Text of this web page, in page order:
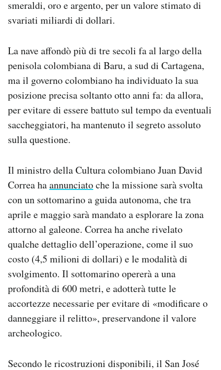
smeraldi, oro e argento, per un valore stimato di
svariati miliardi di dollari.
La nave affondò più di tre secoli fa al largo della
penisola colombiana di Baru, a sud di Cartagena,
ma il governo colombiano ha individuato la sua
posizione precisa soltanto otto anni fa: da allora,
per evitare di essere battuto sul tempo da eventuali
saccheggiatori, ha mantenuto il segreto assoluto
sulla questione.
Il ministro della Cultura colombiano Juan David
Correa haannunciatoche la missione sarà svolta
con un sottomarino a guida autonoma, che tra
aprile e maggio sarà mandato a esplorare la zona
attorno al galeone. Correa ha anche rivelato
qualche dettaglio dell’operazione, come il suo
costo (4,5 milioni di dollari) e le modalità di
svolgimento. Il sottomarino opererà a una
profondità di 600 metri, e adotterà tutte le
accortezze necessarie per evitare di «modificare o
danneggiare il relitto», preservandone il valore
archeologico.
Secondo le ricostruzioni disponibili, il San José